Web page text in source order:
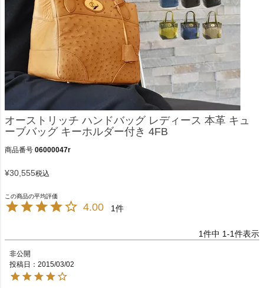
オーストリッチ ハンドバッグ レディース 本革 キュ
ーブバッグ キーホルダー付き 4FB
商品番号 06000047r
¥30,555税込
4.00 1
1件中 1-1件表示
非公開
投稿日
2015/03/02